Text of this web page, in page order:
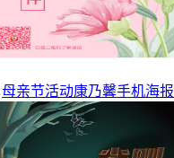
母亲节活动康乃馨手机海报